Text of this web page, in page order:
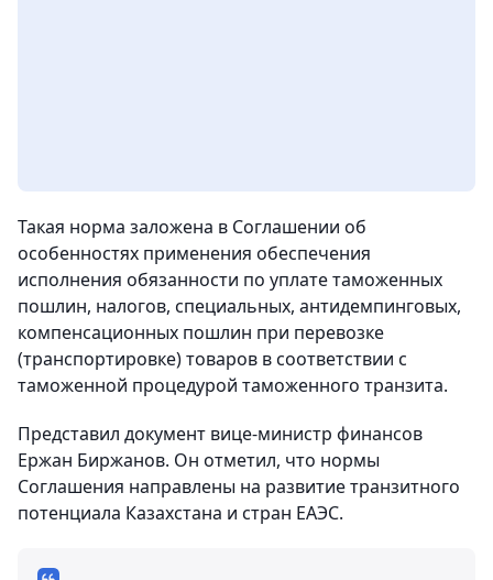
Такая норма заложена в Соглашении об
особенностях применения обеспечения
исполнения обязанности по уплате таможенных
пошлин, налогов, специальных, антидемпинговых,
компенсационных пошлин при перевозке
(транспортировке) товаров в соответствии с
таможенной процедурой таможенного транзита.
Представил документ вице-министр финансов
Ержан Биржанов. Он отметил, что нормы
Соглашения направлены на развитие транзитного
потенциала Казахстана и стран ЕАЭС.